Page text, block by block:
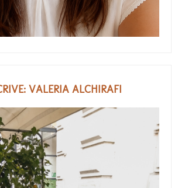
VALERIA ALCHIRAFI